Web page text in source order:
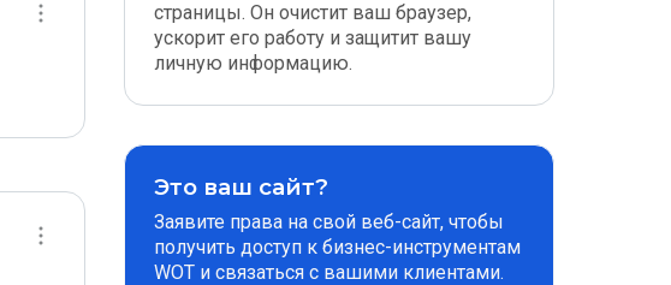
страницы. Он очистит ваш браузер,
ускорит его работу и защитит вашу
личную информацию.
Это ваш сайт?
Заявите права на свой веб-сайт, чтобы
получить доступ к бизнес-инструментам
WOT и связаться с вашими клиентами.